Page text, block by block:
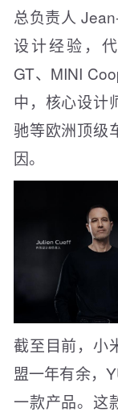
总负责人
设计经验，
GT、MINI
中，核心设计
驰等欧洲顶级
因。
截至目前，小
盟一年有余，
一款产品。这